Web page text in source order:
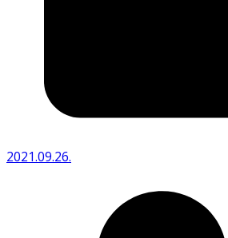
2021.09.26.